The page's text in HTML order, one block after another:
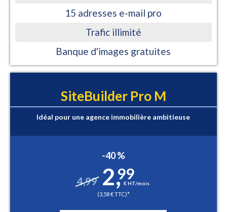
15 adresses e-mail pro
Trafic illimité
Banque d'images gratuites
SiteBuilder Pro M
Idéal pour une agence immobilière ambitieuse
-40 %
4,99 2,99
€ HT/mois
(3,58 € TTC)*